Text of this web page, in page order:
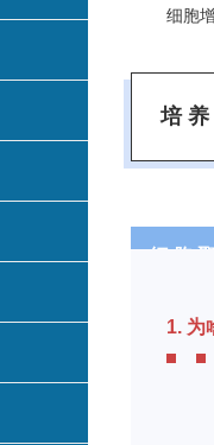
细胞
培
细 胞
1. 为